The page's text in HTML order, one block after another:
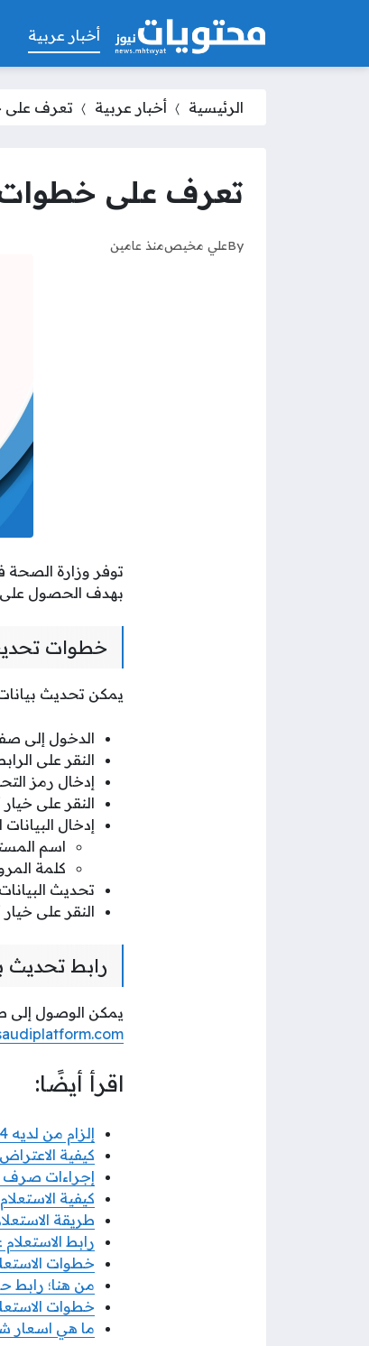
أخبار عربية
الرئيسية أخبار عربية تعرف على
تعرف على خطوات
Byعلي مخيصمنذ عامين
توفر وزارة الصحة
بهدف الحصول على
خطوات
يمكن تحديث
الدخول إلى
النقر على
إدخال رمز
النقر على خيار
إدخال
اسم
كلمة
تحديث
النقر على
رابط تحديث
يمكن الوصول إلى
اقرأ أيضًا:
إلزام من لديه 4 عاملة منزلية مقيمة بتحويل رواتبهم عبر مساند من 2025
كيفية
إجراءات صرف
كيفية
طريقة
رابط
خطوات
من هنا؛ رابط
خطوات
ما هي اسعار